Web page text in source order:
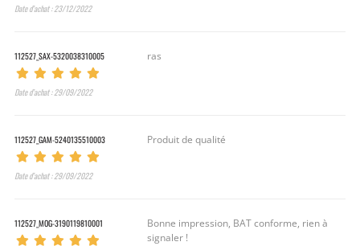
Date d’achat : 23/12/2022
112527_SAX-5320038310005
Date d’achat : 29/09/2022
ras
112527_GAM-5240135510003
Date d’achat : 29/09/2022
Produit de qualité
112527_MOG-3190119810001
Bonne impression, BAT conforme, rien à
signaler !